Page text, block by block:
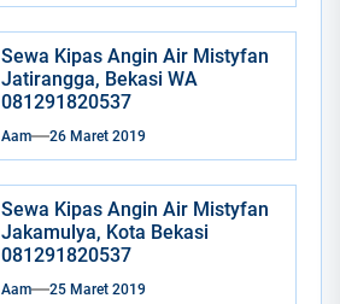
Sewa Kipas Angin Air Mistyfan
Jatirangga, Bekasi WA
081291820537
Aam 26 Maret 2019
Sewa Kipas Angin Air Mistyfan
Jakamulya, Kota Bekasi
081291820537
Aam 25 Maret 2019